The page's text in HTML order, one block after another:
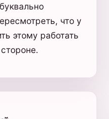
что у
этому работать